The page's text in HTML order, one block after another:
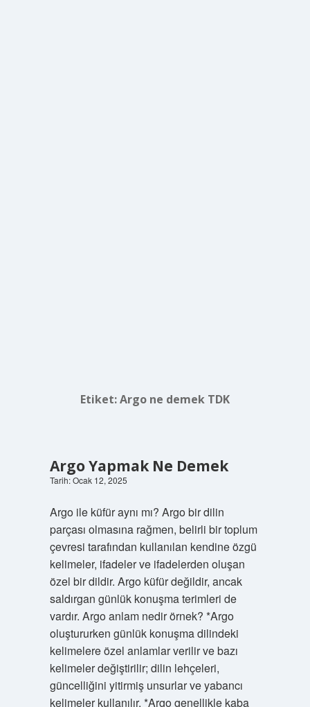
Etiket:Argo ne demek TDK
Argo Yapmak Ne Demek
Tarih: Ocak 12, 2025
Argo ile küfür aynı mı? Argo bir dilin
parçası olmasına rağmen, belirli bir toplum
çevresi tarafından kullanılan kendine özgü
kelimeler, ifadeler ve ifadelerden oluşan
özel bir dildir. Argo küfür değildir, ancak
saldırgan günlük konuşma terimleri de
vardır. Argo anlam nedir örnek? *Argo
oluştururken günlük konuşma dilindeki
kelimelere özel anlamlar verilir ve bazı
kelimeler değiştirilir; dilin lehçeleri,
güncelliğini yitirmiş unsurlar ve yabancı
kelimeler kullanılır. *Argo genellikle kaba